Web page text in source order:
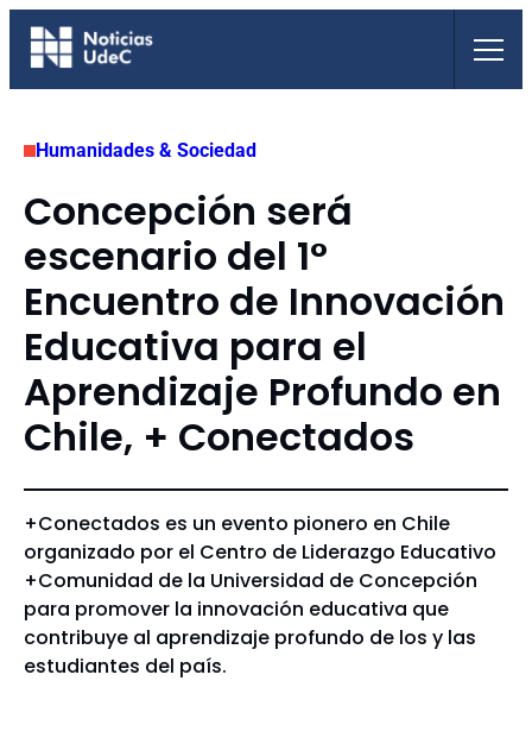
Saltar
Humanidades & Sociedad
Concepción será
escenario del 1°
Encuentro de Innovación
Educativa para el
Aprendizaje Profundo en
Chile, + Conectados
+Conectados es un evento pionero en Chile
organizado por el Centro de Liderazgo Educativo
+Comunidad de la Universidad de Concepción
para promover la innovación educativa que
contribuye al aprendizaje profundo de los y las
estudiantes del país.